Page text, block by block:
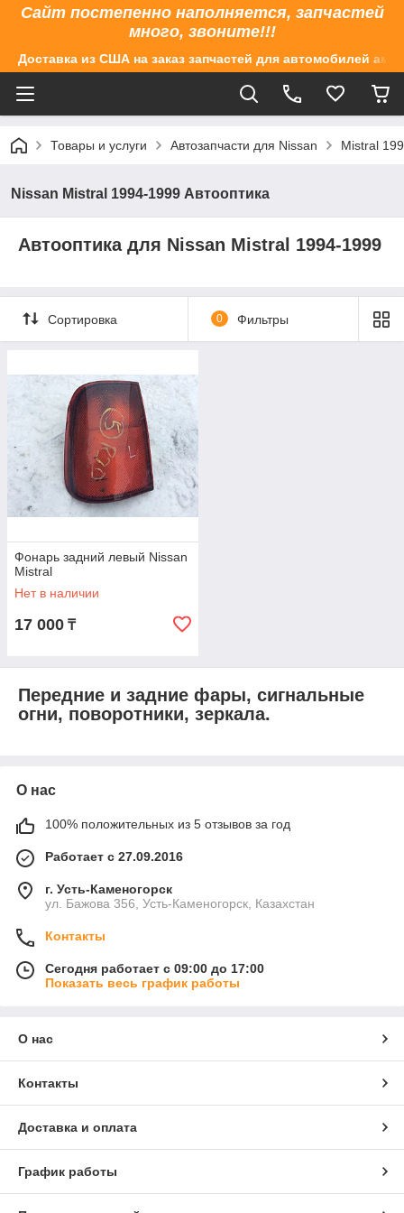
Сайт постепенно наполняется, запчастей
много, звоните!!!
Доставка из США на заказ запчастей для автомобилей
Товары и услуги Автозапчасти для Nissan Mistral
Nissan Mistral 1994-1999 Автооптика
Автооптика для Nissan Mistral 1994-1999
Сортировка 0 Фильтры
Фонарь задний левый Nissan
Mistral
Нет в наличии
17 000 ₸
Передние и задние фары, сигнальные
огни, поворотники, зеркала.
О нас
100% положительных из 5 отзывов за год
Работает с 27.09.2016
г. Усть-Каменогорск
ул. Бажова 356, Усть-Каменогорск, Казахстан
Контакты
Сегодня работает с 09:00 до 17:00
Показать весь график работы
О нас
Контакты
Доставка и оплата
График работы